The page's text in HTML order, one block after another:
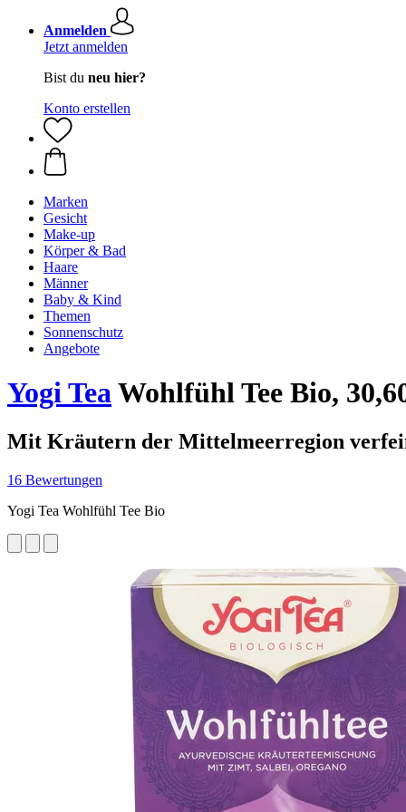
Anmelden
Jetzt anmelden
Bist du neu hier?
Konto erstellen
Marken
Gesicht
Make-up
Körper & Bad
Haare
Männer
Baby & Kind
Themen
Sonnenschutz
Angebote
Yogi TeaWohlfühl Tee Bio,
Mit Kräutern der Mittelmeerregion
16 Bewertungen
Yogi Tea Wohlfühl Tee Bio